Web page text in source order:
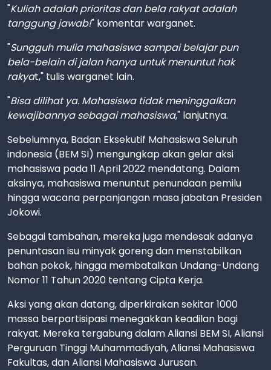
"Kuliah adalah prioritas dan bela rakyat adalah
tanggung jawab!" komentar warganet.
"Sungguh mulia mahasiswa sampai belajar pun
bela-belain di jalan hanya untuk menuntut hak
rakyat," tulis warganet lain.
"Bisa dilihat ya. Mahasiswa tidak meninggalkan
kewajibannya sebagai mahasiswa," lanjutnya.
Sebelumnya, Badan Eksekutif Mahasiswa Seluruh
indonesia (BEM SI) mengungkap akan gelar aksi
mahasiswa pada 11 April 2022 mendatang. Dalam
aksinya, mahasiswa menuntut penundaan pemilu
hingga wacana perpanjangan masa jabatan Presiden
Jokowi.
Sebagai tambahan, mereka juga mendesak adanya
penuntasan isu minyak goreng dan menstabilkan
bahan pokok, hingga membatalkan Undang-Undang
Nomor 11 Tahun 2020 tentang Cipta Kerja.
Aksi yang akan datang, diperkirakan sekitar 1000
massa berpartisipasi menegakkan keadilan bagi
rakyat. Mereka tergabung dalam Aliansi BEM SI, Aliansi
Perguruan Tinggi Muhammadiyah, Aliansi Mahasiswa
Fakultas, dan Aliansi Mahasiswa Jurusan.